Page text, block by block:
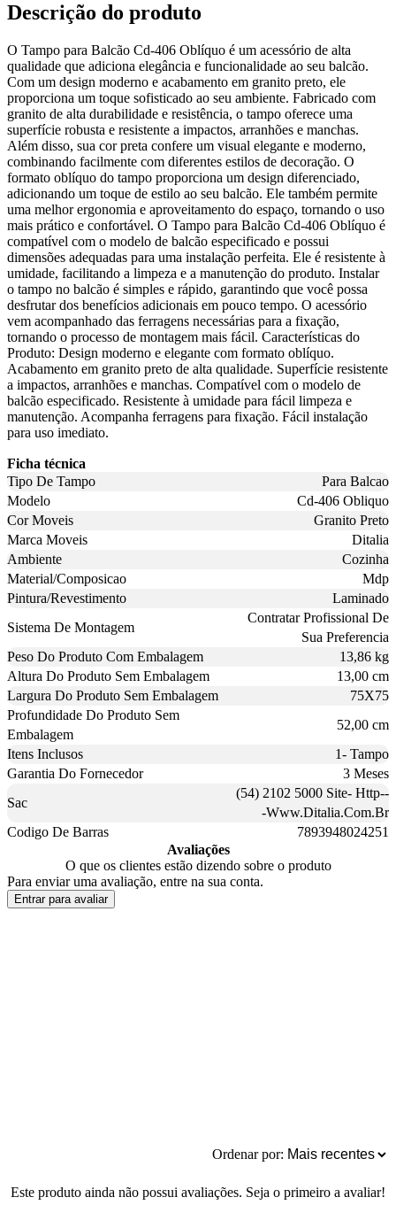
Descrição do produto
O Tampo para Balcão Cd-406 Oblíquo é um acessório de alta
qualidade que adiciona elegância e funcionalidade ao seu balcão.
Com um design moderno e acabamento em granito preto, ele
proporciona um toque sofisticado ao seu ambiente. Fabricado com
granito de alta durabilidade e resistência, o tampo oferece uma
superfície robusta e resistente a impactos, arranhões e manchas.
Além disso, sua cor preta confere um visual elegante e moderno,
combinando facilmente com diferentes estilos de decoração. O
formato oblíquo do tampo proporciona um design diferenciado,
adicionando um toque de estilo ao seu balcão. Ele também permite
uma melhor ergonomia e aproveitamento do espaço, tornando o uso
mais prático e confortável. O Tampo para Balcão Cd-406 Oblíquo é
compatível com o modelo de balcão especificado e possui
dimensões adequadas para uma instalação perfeita. Ele é resistente à
umidade, facilitando a limpeza e a manutenção do produto. Instalar
o tampo no balcão é simples e rápido, garantindo que você possa
desfrutar dos benefícios adicionais em pouco tempo. O acessório
vem acompanhado das ferragens necessárias para a fixação,
tornando o processo de montagem mais fácil. Características do
Produto: Design moderno e elegante com formato oblíquo.
Acabamento em granito preto de alta qualidade. Superfície resistente
a impactos, arranhões e manchas. Compatível com o modelo de
balcão especificado. Resistente à umidade para fácil limpeza e
manutenção. Acompanha ferragens para fixação. Fácil instalação
para uso imediato.
Ficha técnica
Tipo De Tampo
Para Balcao
Modelo
Cd-406 Obliquo
Cor Moveis
Granito Preto
Marca Moveis
Ditalia
Ambiente
Cozinha
Material/Composicao
Mdp
Pintura/Revestimento
Laminado
Sistema De Montagem
Contratar Profissional De
Sua Preferencia
Peso Do Produto Com Embalagem
13,86 kg
Altura Do Produto Sem Embalagem
13,00 cm
Largura Do Produto Sem Embalagem
75X75
Profundidade Do Produto Sem
Embalagem
52,00 cm
Itens Inclusos
1- Tampo
Garantia Do Fornecedor
3 Meses
Sac
(54) 2102 5000 Site- Http--
-Www.Ditalia.Com.Br
Codigo De Barras
7893948024251
Avaliações
O que os clientes estão dizendo sobre o produto
Para enviar uma avaliação, entre na sua conta.
Entrar para avaliar
Ordenar por:
Este produto ainda não possui avaliações. Seja o primeiro a avaliar!